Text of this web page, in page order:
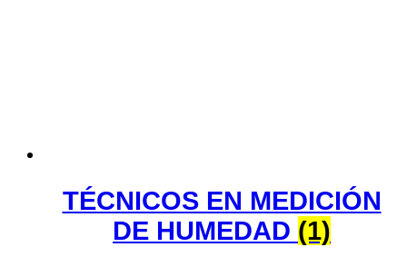
TÉCNICOS EN MEDICIÓN
DE HUMEDAD (1)